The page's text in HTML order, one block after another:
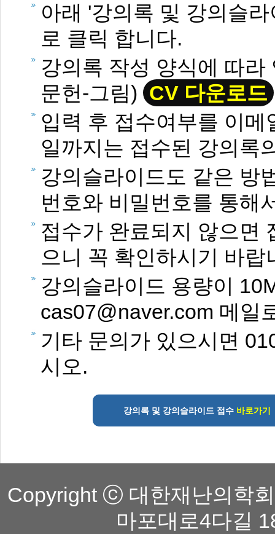
아래 '강의록 및 강의슬
로 클릭 합니다.
강의록 작성 양식에 따
문헌-그림) CV 다운로드
입력 후 접수여부를 이
일까지는 접수된 강의록
강의슬라이드도 같은 방
번호와 비밀번호를 통해
접수가 완료되지 않으면
으니 꼭 확인하시기 바랍
강의슬라이드 용량이
cas07@naver.com 메일
기타 문의가 있으시면
시오.
강의록 및 강의슬라이드 접수 바로가기
Copyright ⓒ 대한재난의학
마포대로4다길